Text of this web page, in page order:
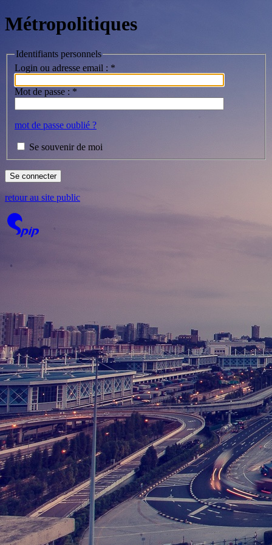
Métropolitiques
Identifiants personnels
Login ou adresse email : *
Mot de passe : *
mot de passe oublié ?
Se souvenir de moi
retour au site public